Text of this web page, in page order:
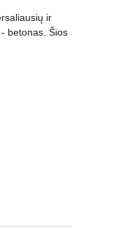
ir
betonas. Šios